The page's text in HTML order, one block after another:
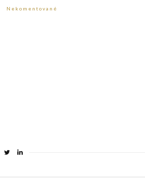
Nekomentované